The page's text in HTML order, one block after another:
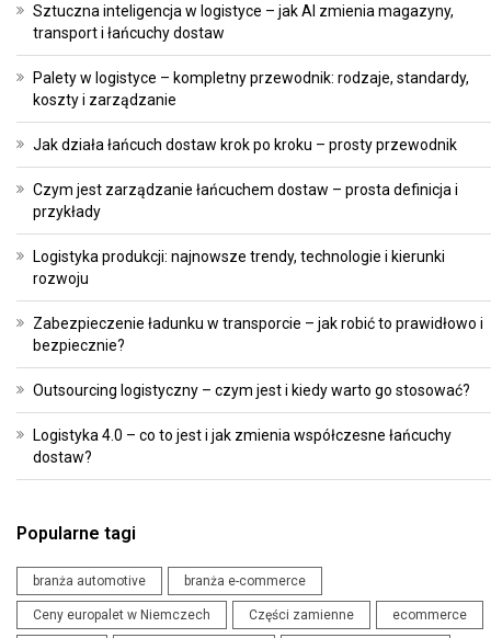
Sztuczna inteligencja w logistyce – jak AI zmienia magazyny,
transport i łańcuchy dostaw
Palety w logistyce – kompletny przewodnik: rodzaje, standardy,
koszty i zarządzanie
Jak działa łańcuch dostaw krok po kroku – prosty przewodnik
Czym jest zarządzanie łańcuchem dostaw – prosta definicja i
przykłady
Logistyka produkcji: najnowsze trendy, technologie i kierunki
rozwoju
Zabezpieczenie ładunku w transporcie – jak robić to prawidłowo i
bezpiecznie?
Outsourcing logistyczny – czym jest i kiedy warto go stosować?
Logistyka 4.0 – co to jest i jak zmienia współczesne łańcuchy
dostaw?
Popularne tagi
branża automotive branża e-commerce
Ceny europalet w Niemczech Części zamienne ecommerce